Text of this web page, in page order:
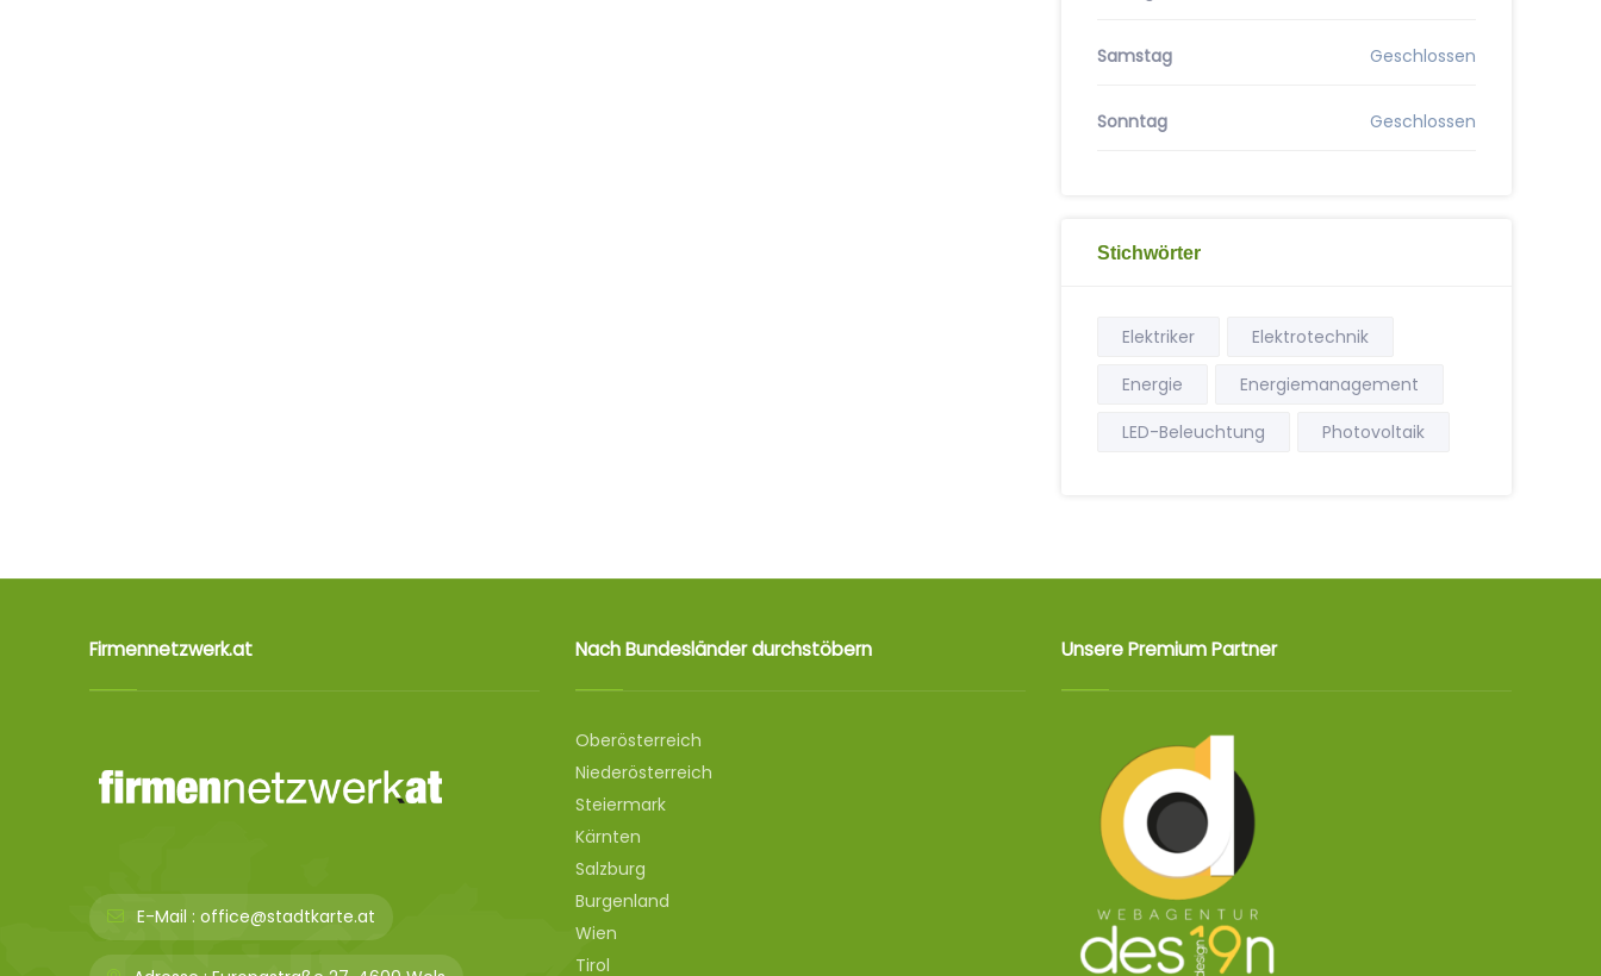
Samstag Geschlossen
Sonntag Geschlossen
Stichwörter
Elektriker
Elektrotechnik
Energie
Energiemanagement
LED-Beleuchtung
Photovoltaik
Firmennetzwerk.at
E-Mail : office@stadtkarte.at
Nach Bundesländer durchstöbern
Oberösterreich
Niederösterreich
Steiermark
Kärnten
Salzburg
Burgenland
Wien
Tirol
Unsere Premium Partner